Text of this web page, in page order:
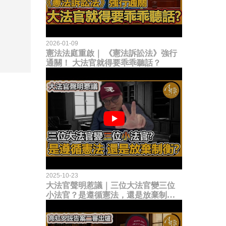
2026-01-09
憲法法庭重啟｜ 《憲法訴訟法》強行
通關！ 大法官就得要乖乖聽話？
2025-10-23
大法官聲明惹議｜三位大法官變三位
小法官？是遵循憲法，還是放棄制衡